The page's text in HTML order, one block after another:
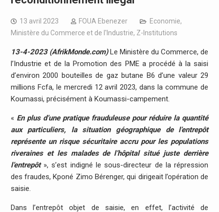
13 avril 2023 FOUA Ebenezer Economie,
Ministère du Commerce et de l'Industrie, Z-Institutions
13-4-2023 (AfrikMonde.com)Le Ministère du Commerce, de
l’Industrie et de la Promotion des PME a procédé à la saisi
d’environ 2000 bouteilles de gaz butane B6 d’une valeur 29
millions Fcfa, le mercredi 12 avril 2023, dans la commune de
Koumassi, précisément à Koumassi-campement.
« En plus d’une pratique frauduleuse pour réduire la quantité
aux particuliers, la situation géographique de l’entrepôt
représente un risque sécuritaire accru pour les populations
riveraines et les malades de l’hôpital situé juste derrière
l’entrepôt», s’est indigné le sous-directeur de la répression
des fraudes, Kponé Zimo Bérenger, qui dirigeait l’opération de
saisie.
Dans l’entrepôt objet de saisie, en effet, l’activité de